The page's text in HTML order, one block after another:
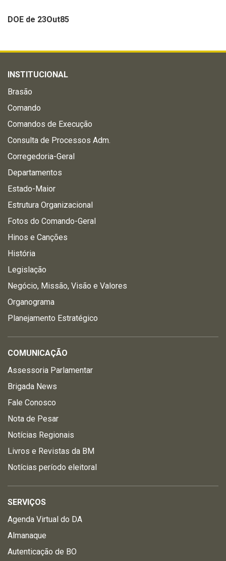
DOE de 23Out85
INSTITUCIONAL
Brasão
Comando
Comandos de Execução
Consulta de Processos Adm.
Corregedoria-Geral
Departamentos
Estado-Maior
Estrutura Organizacional
Fotos do Comando-Geral
Hinos e Canções
História
Legislação
Negócio, Missão, Visão e Valores
Organograma
Planejamento Estratégico
COMUNICAÇÃO
Assessoria Parlamentar
Brigada News
Fale Conosco
Nota de Pesar
Notícias Regionais
Livros e Revistas da BM
Notícias período eleitoral
SERVIÇOS
Agenda Virtual do DA
Almanaque
Autenticação de BO